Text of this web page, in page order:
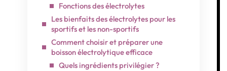
Fonctions des électrolytes
Les bienfaits des électrolytes pour les
sportifs et les non-sportifs
Comment choisir et préparer une
boisson électrolytique efficace
Quels ingrédients privilégier ?